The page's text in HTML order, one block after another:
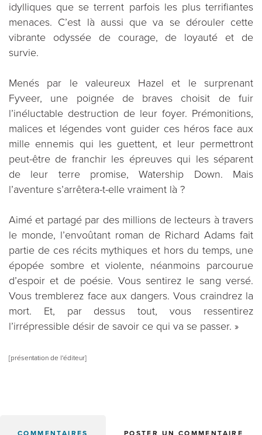
idylliques que se terrent parfois les plus terrifiantes
menaces. C’est là aussi que va se dérouler cette
vibrante odyssée de courage, de loyauté et de
survie.
Menés par le valeureux Hazel et le surprenant
Fyveer, une poignée de braves choisit de fuir
l’inéluctable destruction de leur foyer. Prémonitions,
malices et légendes vont guider ces héros face aux
mille ennemis qui les guettent, et leur permettront
peut-être de franchir les épreuves qui les séparent
de leur terre promise, Watership Down. Mais
l’aventure s’arrêtera-t-elle vraiment là ?
Aimé et partagé par des millions de lecteurs à travers
le monde, l’envoûtant roman de Richard Adams fait
partie de ces récits mythiques et hors du temps, une
épopée sombre et violente, néanmoins parcourue
d’espoir et de poésie. Vous sentirez le sang versé.
Vous tremblerez face aux dangers. Vous craindrez la
mort. Et, par dessus tout, vous ressentirez
l’irrépressible désir de savoir ce qui va se passer. »
[présentation de l'éditeur]
COMMENTAIRES POSTER UN COMMENTAIRE